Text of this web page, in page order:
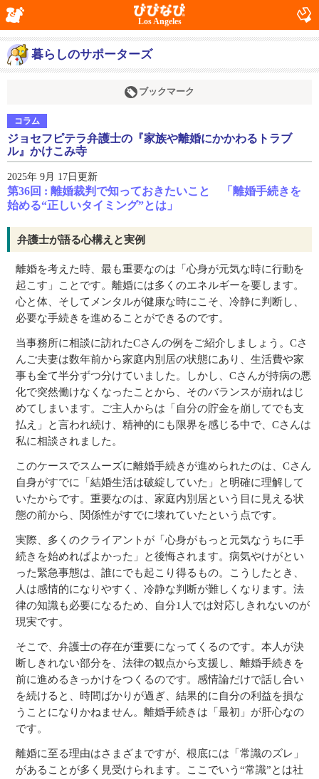
Los Angeles
暮らしのサポーターズ
ブックマーク
コラム
ジョセフピテラ弁護士の『家族や離婚にかかわるトラブ
ル』かけこみ寺
2025年 9月 17日更新
第36回 : 離婚裁判で知っておきたいこと 「離婚手続きを
始める“正しいタイミング”とは」
弁護士が語る心構えと実例
離婚を考えた時、最も重要なのは「心身が元気な時に行動を
起こす」ことです。離婚には多くのエネルギーを要します。
心と体、そしてメンタルが健康な時にこそ、冷静に判断し、
必要な手続きを進めることができるのです。
当事務所に相談に訪れたCさんの例をご紹介しましょう。Cさ
んご夫妻は数年前から家庭内別居の状態にあり、生活費や家
事も全て半分ずつ分けていました。しかし、Cさんが持病の悪
化で突然働けなくなったことから、そのバランスが崩れはじ
めてしまいます。ご主人からは「自分の貯金を崩してでも支
払え」と言われ続け、精神的にも限界を感じる中で、Cさんは
私に相談されました。
このケースでスムーズに離婚手続きが進められたのは、Cさん
自身がすでに「結婚生活は破綻していた」と明確に理解して
いたからです。重要なのは、家庭内別居という目に見える状
態の前から、関係性がすでに壊れていたという点です。
実際、多くのクライアントが「心身がもっと元気なうちに手
続きを始めればよかった」と後悔されます。病気やけがとい
った緊急事態は、誰にでも起こり得るもの。こうしたとき、
人は感情的になりやすく、冷静な判断が難しくなります。法
律の知識も必要になるため、自分1人では対応しきれないのが
現実です。
そこで、弁護士の存在が重要になってくるのです。本人が決
断しきれない部分を、法律の観点から支援し、離婚手続きを
前に進めるきっかけをつくるのです。感情論だけで話し合い
を続けると、時間ばかりが過ぎ、結果的に自分の利益を損な
うことになりかねません。離婚手続きは「最初」が肝心なの
です。
離婚に至る理由はさまざまですが、根底には「常識のズレ」
があることが多く見受けられます。ここでいう“常識”とは社